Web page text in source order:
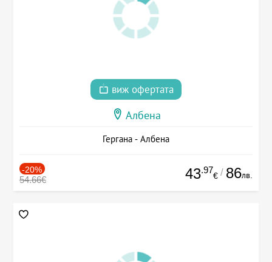
виж офертата
Албена
Гергана - Албена
-20%
54.66€ 43.97
€ / 86лв.